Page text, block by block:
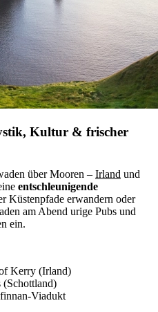
Kultur & frischer
über Mooren – Irland und
entschleunigende
Küstenpfade erwandern oder
am Abend urige Pubs und
ein.
Kerry (Irland)
Viadukt